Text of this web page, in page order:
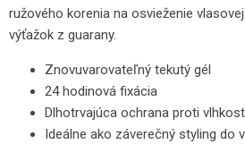
ružového korenia na osvieženie
výťažok z guarany.
Znovuvarovateľný tekutý gél
24 hodinová fixácia
Dlhotrvajúca ochrana proti
Ideálne ako záverečný styling do